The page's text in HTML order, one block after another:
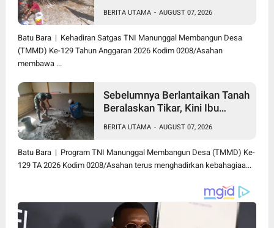
Maghribi yang Mulai Rapuh
BERITA UTAMA - AUGUST 07, 2026
Batu Bara | Kehadiran Satgas TNI Manunggal Membangun Desa
(TMMD) Ke-129 Tahun Anggaran 2026 Kodim 0208/Asahan
membawa ...
Sebelumnya Berlantaikan Tanah
Beralaskan Tikar, Kini Ibu
yang Layak Berkat Satgas
TMMD Ke-129 Kodim
0208/Asahan
BERITA UTAMA - AUGUST 07, 2026
Batu Bara | Program TNI Manunggal Membangun Desa (TMMD) Ke-
129 TA 2026 Kodim 0208/Asahan terus menghadirkan kebahagiaa...